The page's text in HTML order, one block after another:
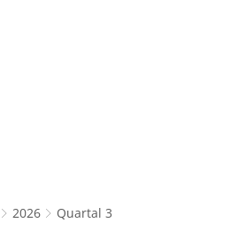
2026
Quartal 3